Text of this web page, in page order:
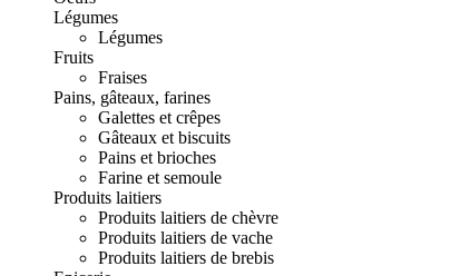
Légumes
Légumes
Fruits
Fraises
Pains, gâteaux, farines
Galettes et crêpes
Gâteaux et biscuits
Pains et brioches
Farine et semoule
Produits laitiers
Produits laitiers de chèvre
Produits laitiers de vache
Produits laitiers de brebis